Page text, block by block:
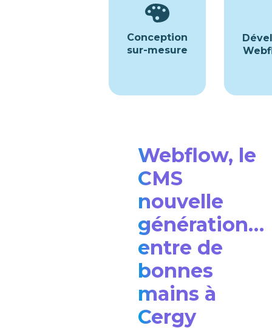
Conception
sur-mesure
Webflow, le
CMS
nouvelle
génération…
entre de
bonnes
mains à
Cergy